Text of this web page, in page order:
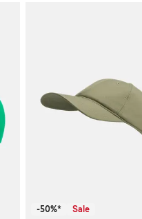
-50%* Sale